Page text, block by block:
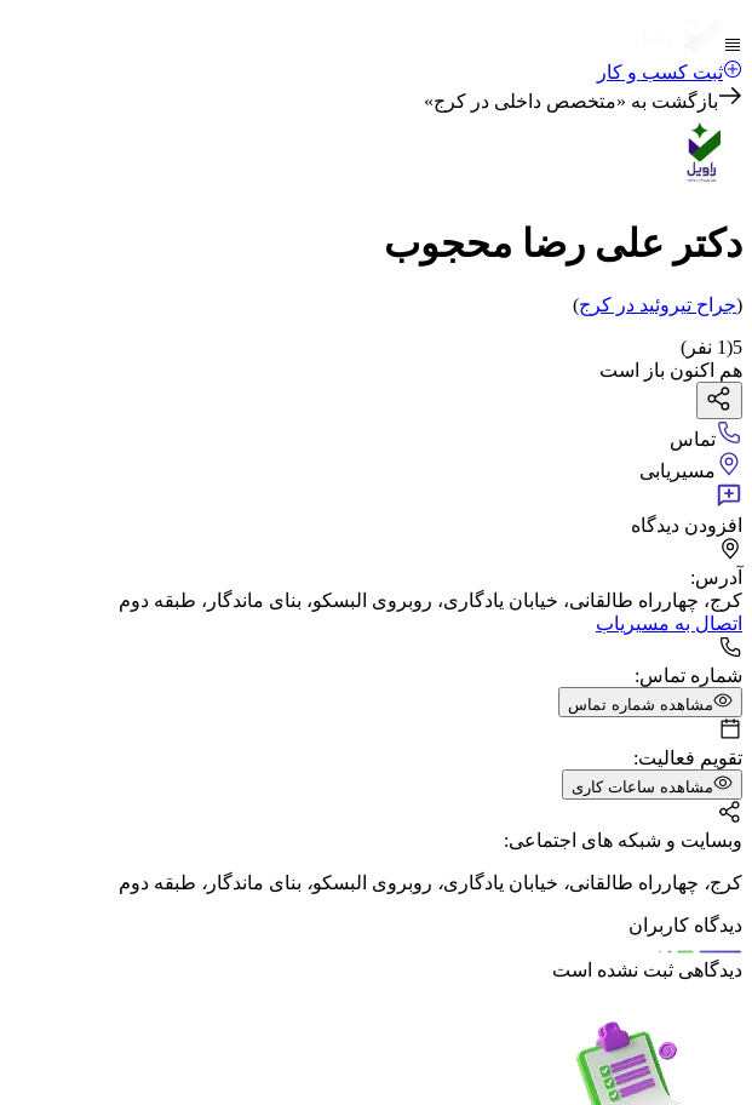
ثبت کسب و کار
بازگشت به «متخصص داخلی در کرج»
دکتر علی رضا محجوب
(جراح تیروئید در کرج)
5
(
1 نفر)
هم اکنون باز است
تماس
مسیریابی
افزودن دیدگاه
آدرس:
کرج، چهارراه طالقانی، خیابان یادگاری، روبروی البسکو، بنای ماندگار، طبقه دوم
اتصال به مسیریاب
شماره تماس:
مشاهده شماره تماس
تقویم فعالیت:
مشاهده ساعات کاری
وبسایت و شبکه های اجتماعی:
کرج، چهارراه طالقانی، خیابان یادگاری، روبروی البسکو، بنای ماندگار ، طبقه دوم
دیدگاه کاربران
دیدگاهی ثبت نشده است